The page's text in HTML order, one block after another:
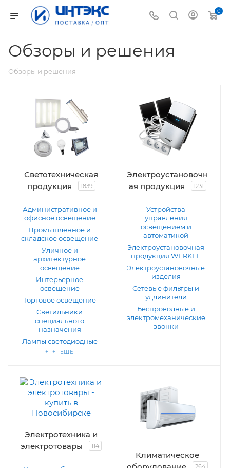
0
Обзоры и решения
Обзоры и решения
Светотехническая
продукция
1839
Административное и
офисное освещение
Промышленное и
складское освещение
Уличное и
архитектурное
освещение
Интерьерное
освещение
Торговое освещение
Светильники
специального
назначения
Лампы светодиодные
+ + ЕЩЕ
Электроустановочн
ая продукция
1231
Устройства
управления
освещением и
автоматикой
Электроустановочная
продукция WERKEL
Электроустановочные
изделия
Сетевые фильтры и
удлинители
Беспроводные и
электромеханические
звонки
Электротехника и
электротовары
114
Климатическое
264